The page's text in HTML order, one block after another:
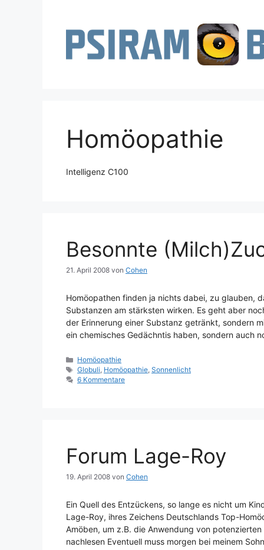
Homöopathie
Intelligenz C100
Besonnte
21. April 2008 von Cohen
Homöopathen finden ja nichts dabei, zu glauben,
Substanzen am stärksten wirken. Es geht aber
der Erinnerung einer Substanz getränkt, sondern
ein chemisches Gedächntis haben, sondern auch
Kategorien
Homöopathie
Schlagwörter
Globuli, Homöopathie,Sonnenlicht
6 Kommentare
Forum Lage-Roy
19. April 2008 von Cohen
Ein Quell des Entzückens, so lange es nicht um
Lage-Roy, ihres Zeichens Deutschlands Top-
Amöben, um z.B. die Anwendung von
nachlesen Eventuell muss morgen bei meinem